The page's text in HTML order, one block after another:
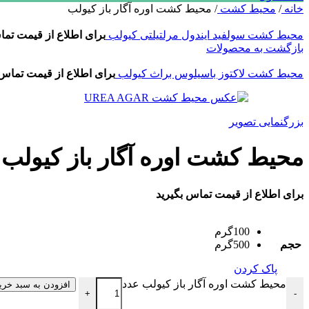
خانه/ محیط کشت/ محیط کشت اوره آگار باز کیولب
محیط کشت سولفید ایندول مرلتیلتی کیولب برای اطلاع از قیمت
بازگشت به محصولات
محیط کشت لاکتوز باسیلوس براث کیولب برای اطلاع از قیمت تماس
بزرگنمایی تصویر
محیط کشت اوره آگار باز کیولب
برای اطلاع از قیمت تماس بگیرید
حجم
100گرم
500گرم
پاک کردن
-
محیط کشت اوره آگار باز کیولب عدد
+
افزودن به سبد